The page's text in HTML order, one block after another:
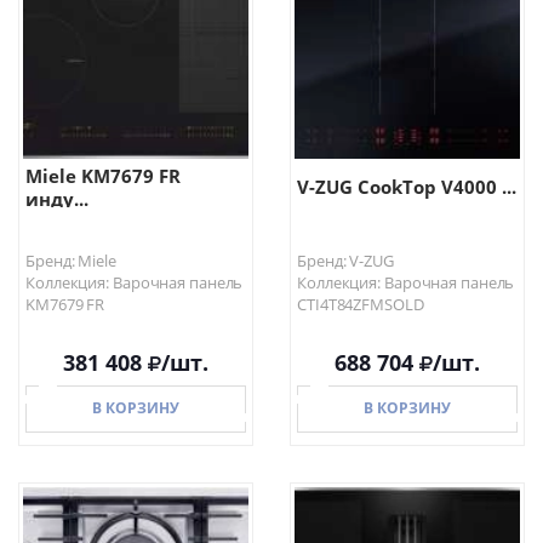
Miele KM7679 FR
инду...
Бренд: Miele
Коллекция: Варочная панель
KM7679 FR
381 408 /шт.
В КОРЗИНУ
V-ZUG CookTop V4000 ...
Бренд: V-ZUG
Коллекция: Варочная панель
CTI4T84ZFMSOLD
688 704 /шт.
В КОРЗИНУ